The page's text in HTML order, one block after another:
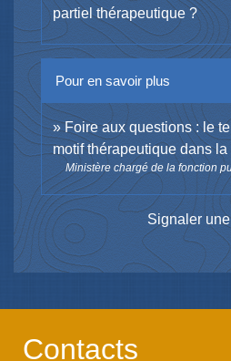
partiel thérapeutique ?
Pour en savoir plus
Foire aux questions : le
motif thérapeutique dans
Ministère chargé de la fonction
Signaler
Contacts